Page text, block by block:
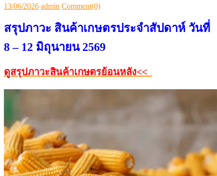
Posted
13/06/2026 Author
admin Comment(0)
สรุปภาวะ สินค้าเกษตรประจำสัปดาห์ วันที่
8 – 12 มิถุนายน 2569
ดูสรุปภาวะสินค้าเกษตรย้อนหลัง<<